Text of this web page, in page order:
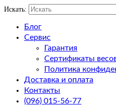
Искать:
Блог
Сервис
Гарантия
Сертификаты
Политика
Доставка и оплата
Контакты
(096) 015-56-77